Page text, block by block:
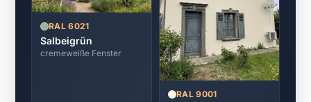
RAL 6021
Salbeigrün
cremeweiße Fenster
RAL 9001